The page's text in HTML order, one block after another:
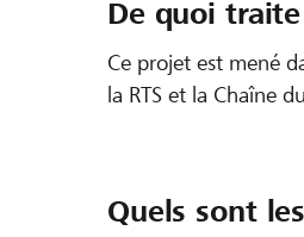
De quoi
Ce projet est mené
la RTS et la Chaîne
Quels sont